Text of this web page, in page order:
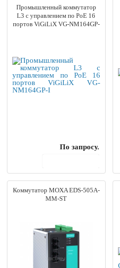
Промышленный коммутатор
L3 с управлением по PoE 16
портов ViGiLiX VG-NM164GP-
По запросу.
Коммутатор MOXA EDS-505A-
MM-ST